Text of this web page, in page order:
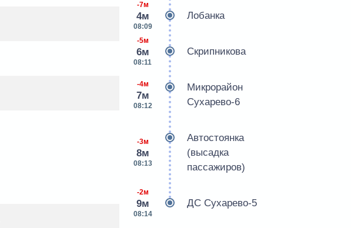
-7м
4м
08:09
Лобанка
-5м
6м
08:11
Скрипникова
-4м
7м
08:12
Микрорайон
Сухарево-6
-3м
8м
08:13
Автостоянка
(высадка
пассажиров)
-2м
9м
08:14
ДС Сухарево-5